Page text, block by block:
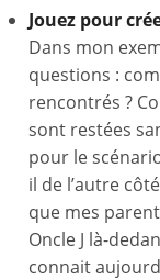
Jouez pour
Dans mon
questions :
rencontrés ?
sont restées
pour le
il de l’autre
que mes
Oncle J là-
connait